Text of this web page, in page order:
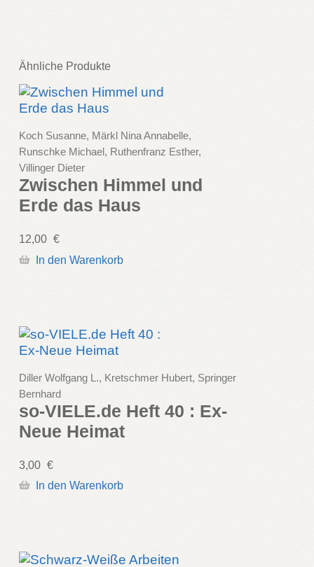
Ähnliche Produkte
Koch Susanne, Märkl Nina Annabelle,
Runschke Michael, Ruthenfranz Esther,
Villinger Dieter
Zwischen Himmel und
Erde das Haus
12,00 €
In den Warenkorb
Diller Wolfgang L., Kretschmer Hubert, Springer
Bernhard
so-VIELE.de Heft 40 : Ex-
Neue Heimat
3,00 €
In den Warenkorb